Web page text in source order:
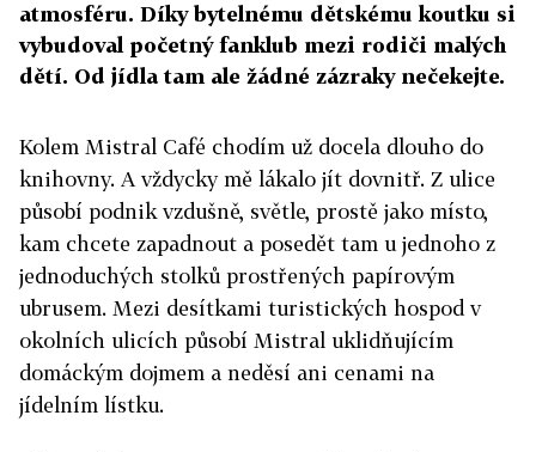
atmosféru. Díky bytelnému dětskému koutku si
vybudoval početný fanklub mezi rodiči malých
dětí. Od jídla tam ale žádné zázraky nečekejte.
Kolem Mistral Café chodím už docela dlouho do
knihovny. A vždycky mě lákalo jít dovnitř. Z ulice
působí podnik vzdušně, světle, prostě jako místo,
kam chcete zapadnout a posedět tam u jednoho z
jednoduchých stolků prostřených papírovým
ubrusem. Mezi desítkami turistických hospod v
okolních ulicích působí Mistral uklidňujícím
domáckým dojmem a neděsí ani cenami na
jídelním lístku.